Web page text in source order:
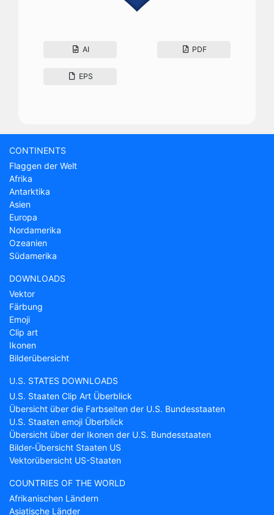
AI PDF
EPS
CONTINENTS
Flaggen der Welt
Afrika
Antarktika
Asien
Europa
Nordamerika
Ozeanien
Südamerika
DOWNLOADS
Vektor
Färbung
Emoji
Clip art
Ikonen
Bilderübersicht
U.S. STATES DOWNLOADS
U.S. Staaten Clip Art Überblick
Übersicht über die Farbseiten der U.S. Bundesstaaten
U.S. Staaten emoji Überblick
Übersicht über der Ikonen der U.S. Bundesstaaten
Bilder-Übersicht Staaten US
Vektorübersicht US-Staaten
COUNTRIES OF THE WORLD
Afrikanischen Ländern
Asiatische Länder